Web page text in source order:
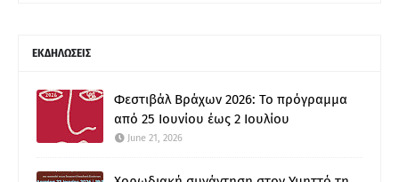
ΕΚΔΗΛΩΣΕΙΣ
Φεστιβάλ Βράχων 2026: Το πρόγραμμα
από 25 Ιουνίου έως 2 Ιουλίου
June 21, 2026